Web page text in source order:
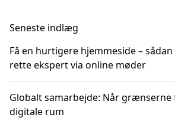
Seneste indlæg
Få en hurtigere hjemmeside –
rette ekspert via online møder
Globalt samarbejde: Når
digitale rum